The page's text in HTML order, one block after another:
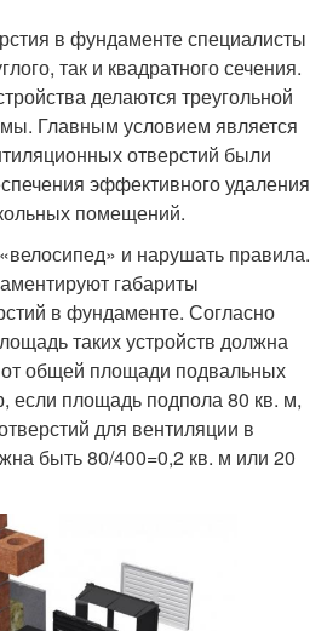
в фундаменте специалисты
так и квадратного сечения.
делаются треугольной
Главным условием является
отверстий были
эффективного удаления
помещений.
и нарушать правила.
габариты
в фундаменте. Согласно
таких устройств должна
общей площади подвальных
площадь подпола 80 кв. м,
для вентиляции в
быть 80/400=0,2 кв. м или 20